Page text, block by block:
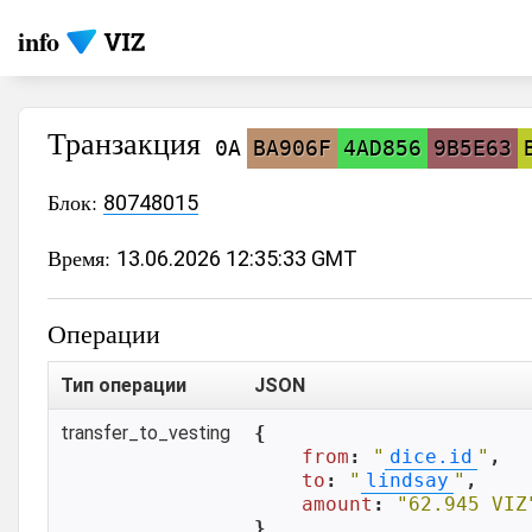
info
Транзакция 0A BA906F 4AD856 9B5E63
Блок: 80748015
Время: 13.06.2026 12:35:33 GMT
Операции
Тип операции JSON
transfer_to_vesting
{
from : " dice.id " ,
to : " lindsay " ,
amount :
"62.945